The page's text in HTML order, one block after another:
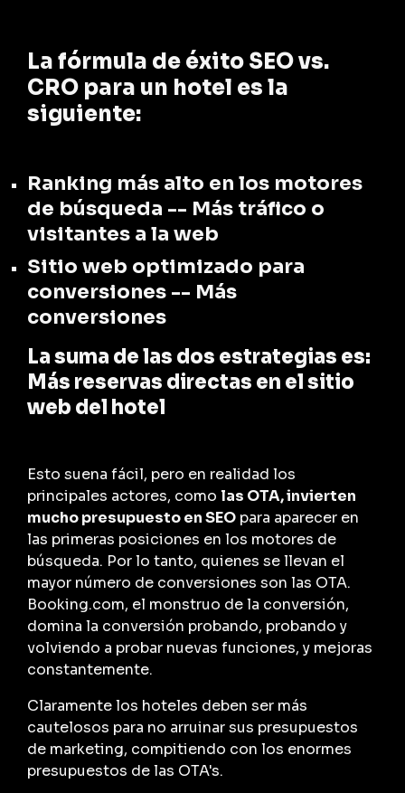
La fórmula de éxito SEO vs.
CRO para un hotel es la
siguiente:
Ranking más alto en los motores
de búsqueda -- Más tráfico o
visitantes a la web
Sitio web optimizado para
conversiones -- Más
conversiones
La suma de las dos estrategias es:
Más reservas directas en el sitio
web del hotel
Esto suena fácil, pero en realidad los
principales actores, como las OTA, invierten
mucho presupuesto en SEO para aparecer en
las primeras posiciones en los motores de
búsqueda. Por lo tanto, quienes se llevan el
mayor número de conversiones son las OTA.
Booking.com, el monstruo de la conversión,
domina la conversión probando, probando y
volviendo a probar nuevas funciones, y mejoras
constantemente.
Claramente los hoteles deben ser más
cautelosos para no arruinar sus presupuestos
de marketing, compitiendo con los enormes
presupuestos de las OTA's.